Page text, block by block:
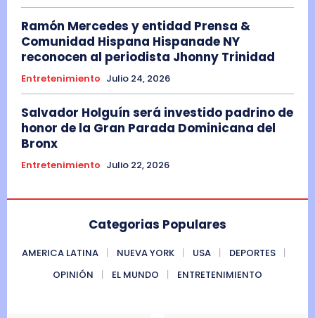
Ramón Mercedes y entidad Prensa &
Comunidad Hispana Hispanade NY
reconocen al periodista Jhonny Trinidad
Entretenimiento Julio 24, 2026
Salvador Holguín será investido padrino de
honor de la Gran Parada Dominicana del
Bronx
Entretenimiento Julio 22, 2026
Categorias Populares
AMERICA LATINA NUEVA YORK USA
DEPORTES
OPINIÓN
EL MUNDO ENTRETENIMIENTO